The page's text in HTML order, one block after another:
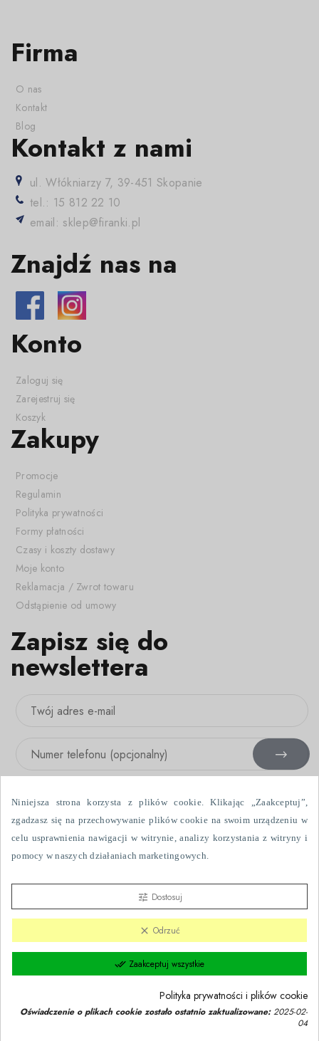
Firma
O nas
Kontakt
Blog
Kontakt z nami
ul. Włókniarzy 7, 39-451 Skopanie
tel.: 15 812 22 10
email: sklep@firanki.pl
Znajdź nas na
Konto
Zaloguj się
Zarejestruj się
Koszyk
Zakupy
Promocje
Regulamin
Polityka prywatności
Formy płatności
Czasy i koszty dostawy
Moje konto
Reklamacja / Zwrot towaru
Odstąpienie od umowy
Zapisz się do
newslettera
Wyrażam zgodę na otrzymywanie informacji handlowych drogą
elektroniczną i przy użyciu urządzeń telefonicznych, wysłanych przez
przetwarzane są w celach marketingowych.
przetwarzania danych.
Sklep z firankami i zasłonami Firanki.pl © 2023 | Wszelkie prawa
zastrzeżone.
Niniejsza strona korzysta z plików cookie. Klikając „Zaakceptuj”,
zgadzasz się na przechowywanie plików cookie na swoim urządzeniu w
celu usprawnienia nawigacji w witrynie, analizy korzystania z witryny i
pomocy w naszych działaniach marketingowych.
tune Dostosuj
clear Odrzuć
done_all Zaakceptuj wszystkie
Polityka prywatności i plików cookie
Oświadczenie o plikach cookie zostało ostatnio zaktualizowane:2025-02-
04